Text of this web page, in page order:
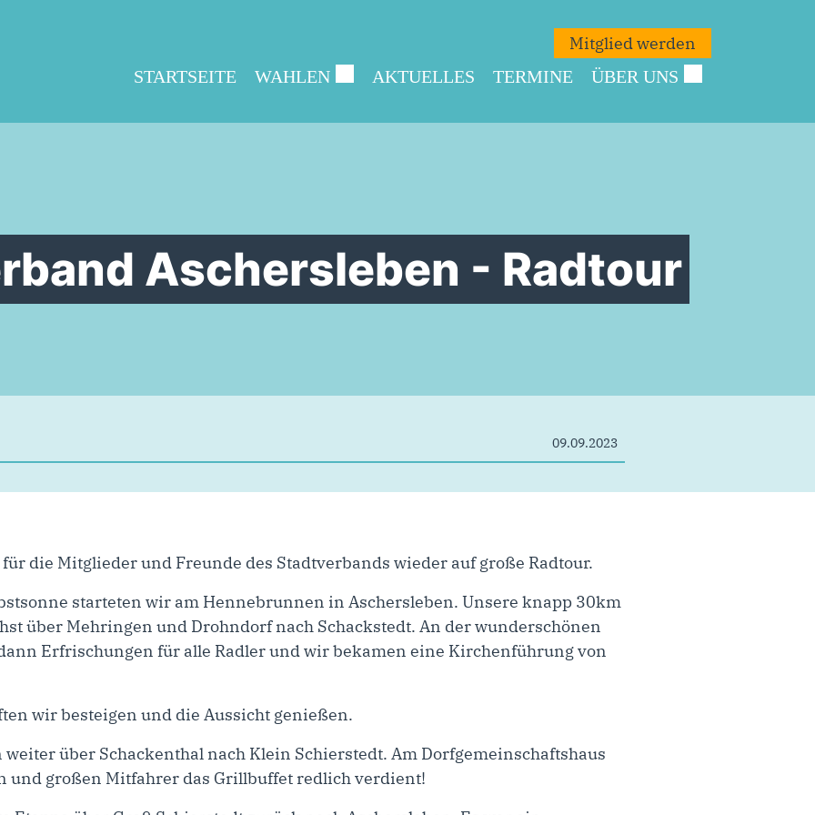
Mitglied werden
STARTSEITE WAHLEN AKTUELLES TERMINE ÜBER UNS
Aschersleben - Radtour
09.09.2023
die Mitglieder und Freunde des Stadtverbands wieder auf große Radtour.
starteten wir am Hennebrunnen in Aschersleben. Unsere knapp 30km
über Mehringen und Drohndorf nach Schackstedt. An der wunderschönen
Erfrischungen für alle Radler und wir bekamen eine Kirchenführung von
wir besteigen und die Aussicht genießen.
über Schackenthal nach Klein Schierstedt. Am Dorfgemeinschaftshaus
und großen Mitfahrer das Grillbuffet redlich verdient!